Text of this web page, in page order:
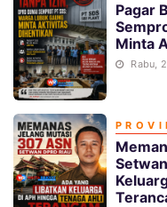
Pagar
Minta
Rabu,